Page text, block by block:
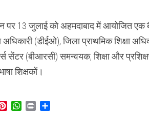
पर 13 जुलाई को अहमदाबाद में आयोजित
अधिकारी (डीईओ), जिला प्राथमिक शिक्षा
सेंटर (बीआरसी) समन्वयक, शिक्षा और
शिक्षकों।
PinterestWhatsApp
Print